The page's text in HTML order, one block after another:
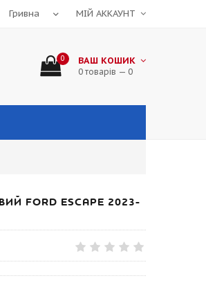
МІЙ АККАУНТ
0 ВАШ КОШИК
0 товарів — 0
FORD ESCAPE 2023-